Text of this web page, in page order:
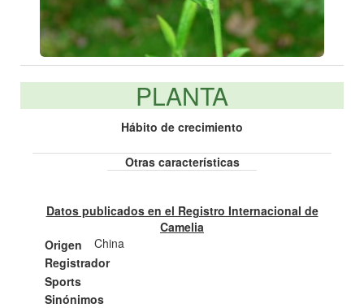
PLANTA
Hábito de crecimiento
Otras características
Datos publicados en el Registro Internacional de
Camelia
Origen
China
Registrador
Sports
Sinónimos